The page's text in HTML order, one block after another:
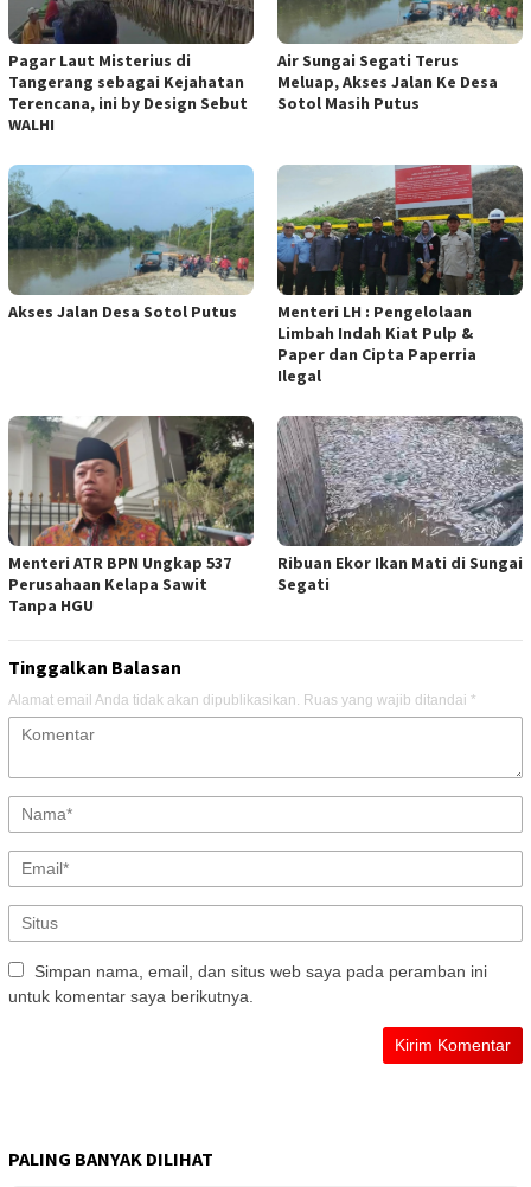
Pagar Laut Misterius di
Tangerang sebagai Kejahatan
Terencana, ini by Design Sebut
WALHI
Air Sungai Segati Terus
Meluap, Akses Jalan Ke Desa
Sotol Masih Putus
Akses Jalan Desa Sotol Putus
Menteri LH : Pengelolaan
Limbah Indah Kiat Pulp &
Paper dan Cipta Paperria
Ilegal
Menteri ATR BPN Ungkap 537
Perusahaan Kelapa Sawit
Tanpa HGU
Ribuan Ekor Ikan Mati di Sungai
Segati
Tinggalkan Balasan
Alamat email Anda tidak akan dipublikasikan. Ruas yang wajib ditandai *
Simpan nama, email, dan situs web saya pada peramban ini
untuk komentar saya berikutnya.
PALING BANYAK DILIHAT